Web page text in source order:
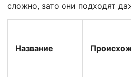
сложно, зато они подходят
Название